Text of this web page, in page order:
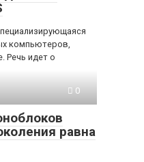
компьютеров,
Речь идет о
0
равна